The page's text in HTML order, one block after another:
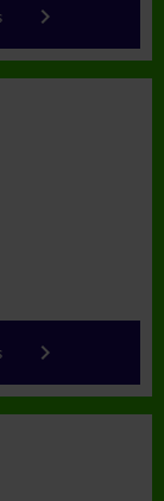
keyboard_arrow_right
keyboard_arrow_right